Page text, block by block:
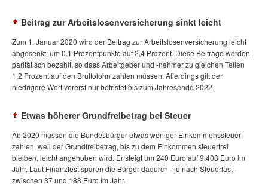
Beitrag zur Arbeitslosenversicherung sinkt leicht
Zum 1. Januar 2020 wird der Beitrag zur Arbeitslosenversicherung leicht
abgesenkt: um 0,1 Prozentpunkte auf 2,4 Prozent. Diese Beiträge werden
paritätisch bezahlt, so dass Arbeitgeber und -nehmer zu gleichen Teilen
1,2 Prozent auf den Bruttolohn zahlen müssen. Allerdings gilt der
niedrigere Wert vorerst nur befristet bis zum Jahresende 2022.
Etwas höherer Grundfreibetrag bei Steuer
Ab 2020 müssen die Bundesbürger etwas weniger Einkommenssteuer
zahlen, weil der Grundfreibetrag, bis zu dem Einkommen steuerfrei
bleiben, leicht angehoben wird. Er steigt um 240 Euro auf 9.408 Euro im
Jahr. Laut Finanztest sparen die Bürger dadurch - je nach Steuerlast -
zwischen 37 und 183 Euro im Jahr.